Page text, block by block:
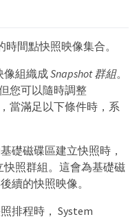
間點快照映像集合。
像組織成Snapshot 群組。
您可以隨時調整
當滿足以下條件時，系
礎磁碟區建立快照時，
快照群組。這會為基礎磁
續的快照映像。
排程時， System